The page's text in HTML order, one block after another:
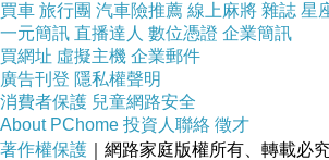
代，通過新領域的拓展與關注時
擁有共通語言，進行廣泛交流
『美』是一件所有人都可以自由
應該是輕鬆、自信且忠於自己的
是販售服裝的空間，更是一個讓
買車 旅行團 汽車險推薦 線上麻將 雜誌 星
一元簡訊 直播達人 數位憑證 企業簡訊
買網址 虛擬主機 企業郵件
廣告刊登 隱私權聲明
消費者保護 兒童網路安全
About PChome 投資人聯絡 徵才
著作權保護 ｜網路家庭版權所有、轉載必究